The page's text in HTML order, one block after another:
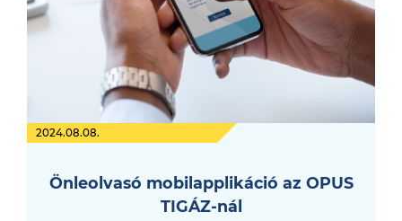
2024.08.08.
Önleolvasó mobilapplikáció az OPUS
TIGÁZ-nál